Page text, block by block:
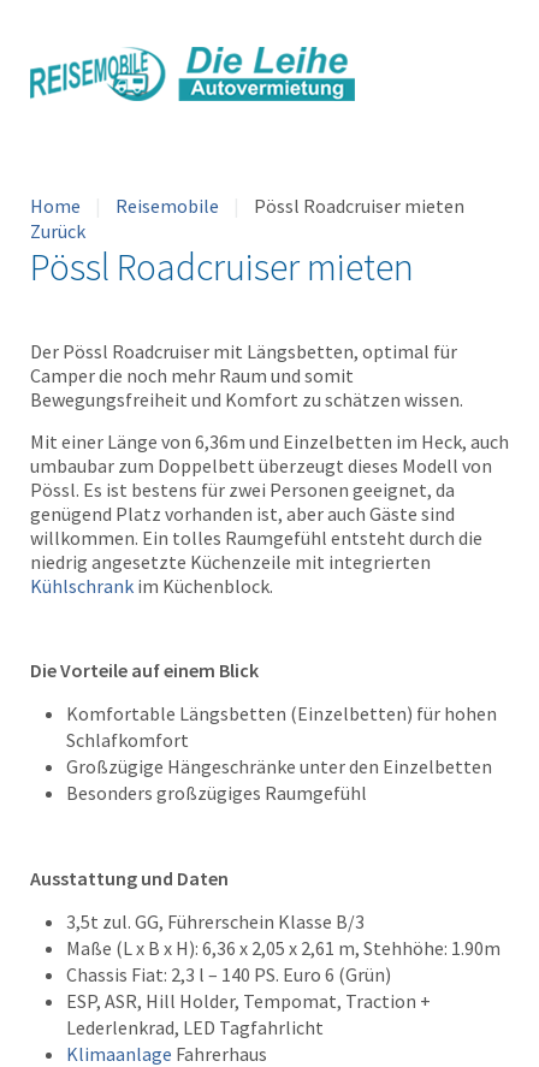
Home Reisemobile
Pössl Roadcruiser mieten
Zurück
Pössl Roadcruiser mieten
Der Pössl Roadcruiser mit Längsbetten, optimal für
Camper die noch mehr Raum und somit
Bewegungsfreiheit und Komfort zu schätzen wissen.
Mit einer Länge von 6,36m und Einzelbetten im Heck, auch
umbaubar zum Doppelbett überzeugt dieses Modell von
Pössl. Es ist bestens für zwei Personen geeignet, da
genügend Platz vorhanden ist, aber auch Gäste sind
willkommen. Ein tolles Raumgefühl entsteht durch die
niedrig angesetzte Küchenzeile mit integrierten
Kühlschrank im Küchenblock.
Die Vorteile auf einem Blick
Komfortable Längsbetten (Einzelbetten) für hohen
Schlafkomfort
Großzügige Hängeschränke unter den Einzelbetten
Besonders großzügiges Raumgefühl
Ausstattung und Daten
3,5t zul. GG, Führerschein Klasse B/3
Maße (L x B x H): 6,36 x 2,05 x 2,61 m, Stehhöhe: 1.90m
Chassis Fiat: 2,3 l – 140 PS. Euro 6 (Grün)
ESP, ASR, Hill Holder, Tempomat, Traction +
Lederlenkrad, LED Tagfahrlicht
Klimaanlage Fahrerhaus